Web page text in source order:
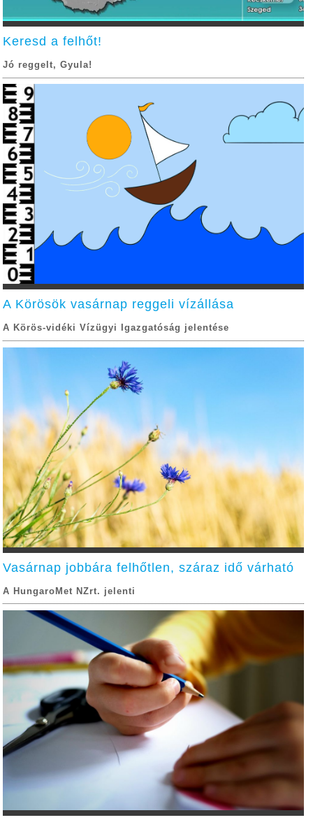
Keresd a felhőt!
Jó reggelt, Gyula!
A Körösök vasárnap reggeli vízállása
A Körös-vidéki Vízügyi Igazgatóság jelentése
Vasárnap jobbára felhőtlen, száraz idő várható
A HungaroMet NZrt. jelenti